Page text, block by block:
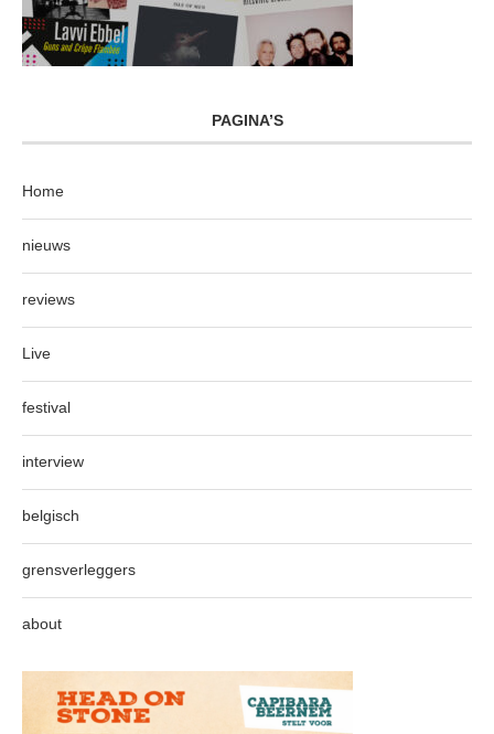
PAGINA’S
Home
nieuws
reviews
Live
festival
interview
belgisch
grensverleggers
about